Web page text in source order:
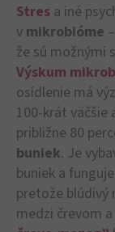
Stres a iné
v mikrobióme
že sú možnými
Výskum
osídlenie má
100-krát väčšie
približne 80
buniek. Je
buniek a
pretože blúdivý
medzi črevom